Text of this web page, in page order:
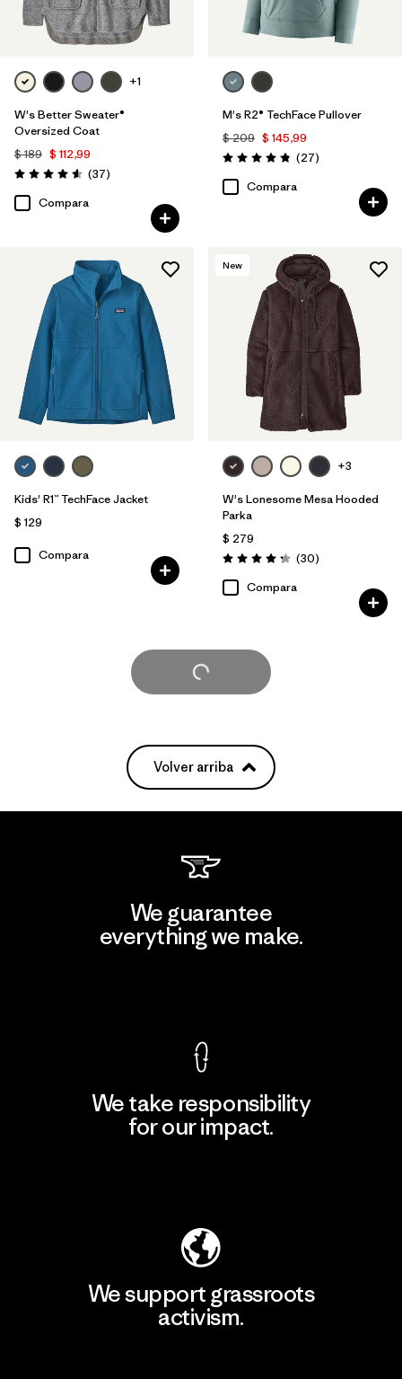
+1
W's Better Sweater®
Oversized Coat
$ 189 $ 112,99
Valoración: 4.6 / 5
(37Comentarios
)
Compara
M's R2® TechFace Pullover
$ 209 $ 145,99
Valoración: 4.8 / 5
(27Comentarios
)
Compara
Kids' R1™ TechFace Jacket
$ 129
Compara
New
+3
W's Lonesome Mesa Hooded
Parka
$ 279
Valoración: 4.2 / 5
(30Comentarios
)
Compara
Cargar Más
Volver arriba
We guarantee
everything we make.
We take responsibility
for our impact.
We support grassroots
activism.